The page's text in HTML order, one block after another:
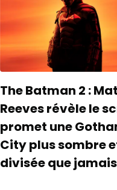
The Batman 2 :
Reeves révèle le
promet une
City plus sombre
divisée que jamais